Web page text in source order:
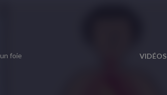
VIDÉOS
foie